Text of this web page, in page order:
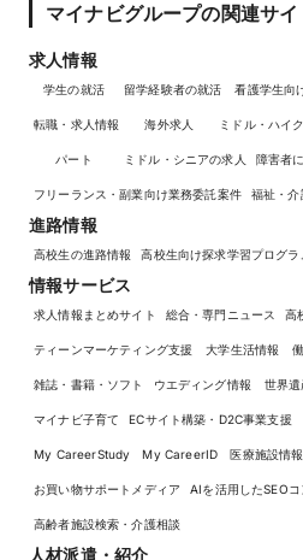
マイナビグループの関連サイ
求人情報
学生の就活 留学経験者の就活 看護学生向
転職・求人情報 海外求人 ミドル・ハイ
パート ミドル・シニアの求人 障害者
フリーランス・副業向け業務委託案件 福祉・介
進路情報
高校生の進路情報 高校生向け探求学習プログ
情報サービス
求人情報まとめサイト 総合・専門ニュース 高
ティーンマーケティング支援 大学生活情報
雑誌・書籍・ソフト ウエディング情報 世界
マイナビ子育て ECサイト構築・D2C事業支援
My CareerStudy My CareerID 医療施設情
お買い物サポートメディア AIを活用したSEO
高齢者施設検索・介護相談
人材派遣・紹介